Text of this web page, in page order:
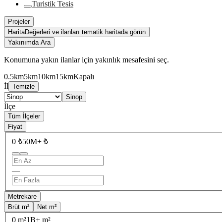
Turistik Tesis
Projeler
HaritaDeğerleri ve ilanları tematik haritada görün
Yakınımda Ara
Konumuna yakın ilanlar için yakınlık mesafesini seç.
0.5km5km10km15kmKapalı
İl Temizle
Sinop
İlçe
Tüm İlçeler
Fiyat
0 ₺50M+ ₺
—
Metrekare
Brüt m²
Net m²
0 m²1B+ m²